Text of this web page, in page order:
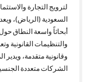
السعودية (الرياض)،
والتنظيمات القانونية
وقانونية متقدمة،
الشركات متعددة